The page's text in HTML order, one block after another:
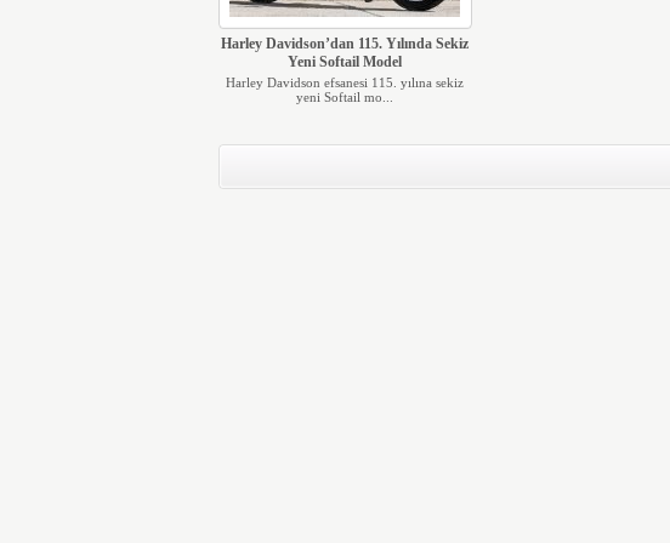
Harley Davidson’dan 115. Yılında Sekiz
Yeni Softail Model
Harley Davidson efsanesi 115. yılına sekiz
yeni Softail mo...